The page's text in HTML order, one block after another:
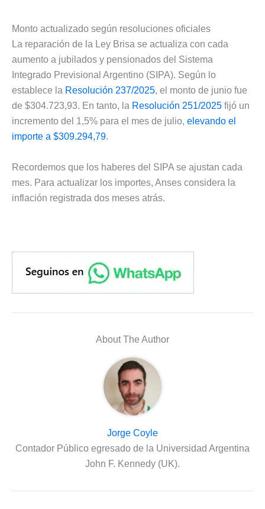
Monto actualizado según resoluciones oficiales
La reparación de la Ley Brisa se actualiza con cada
aumento a jubilados y pensionados del Sistema
Integrado Previsional Argentino (SIPA). Según lo
establece la Resolución 237/2025, el monto de junio fue
de $304.723,93. En tanto, la Resolución 251/2025 fijó un
incremento del 1,5% para el mes de julio, elevando el
importe a $309.294,79.
Recordemos que los haberes del SIPA se ajustan cada
mes. Para actualizar los importes, Anses considera la
inflación registrada dos meses atrás.
About The Author
Jorge Coyle
Contador Público egresado de la Universidad Argentina
John F. Kennedy (UK).